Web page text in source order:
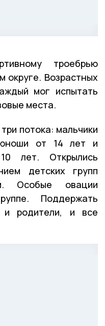
троебрью
округе. Возрастных
мог испытать
места.
потока: мальчики
от 14 лет и
лет. Открылись
детских групп
Особые овации
Поддержать
и родители, и все